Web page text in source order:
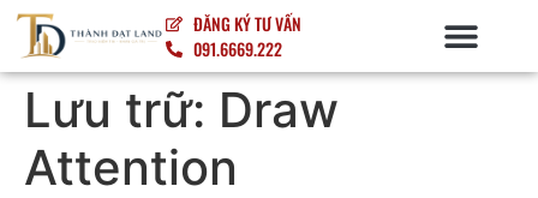
ĐĂNG KÝ TƯ VẤN
091.6669.222
Lưu trữ: Draw
Attention